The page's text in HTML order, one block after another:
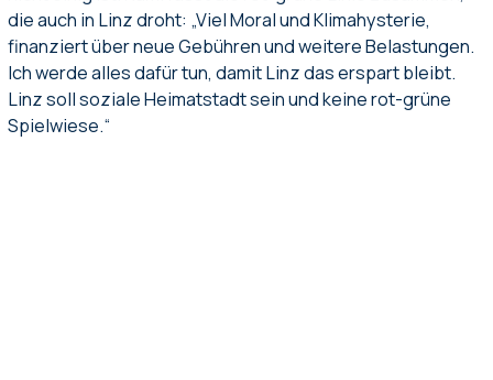
die auch in Linz droht: „Viel Moral und Klimahysterie,
finanziert über neue Gebühren und weitere Belastungen.
Ich werde alles dafür tun, damit Linz das erspart bleibt.
Linz soll soziale Heimatstadt sein und keine rot-grüne
Spielwiese.“